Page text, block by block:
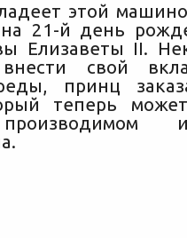
этой
21-й день
Елизаветы II.
свой
принц
теперь
производимом